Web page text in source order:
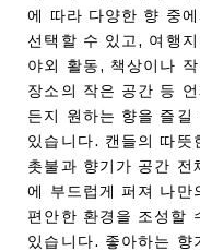
에 따라 다양한 향 중에
선택할 수 있고, 여행
야외 활동, 책상이나 작
장소의 작은 공간 등 언
든지 원하는 향을 즐길
있습니다. 캔들의 따뜻
촛불과 향기가 공간 전
에 부드럽게 퍼져 나만
편안한 환경을 조성할
있습니다. 좋아하는 향